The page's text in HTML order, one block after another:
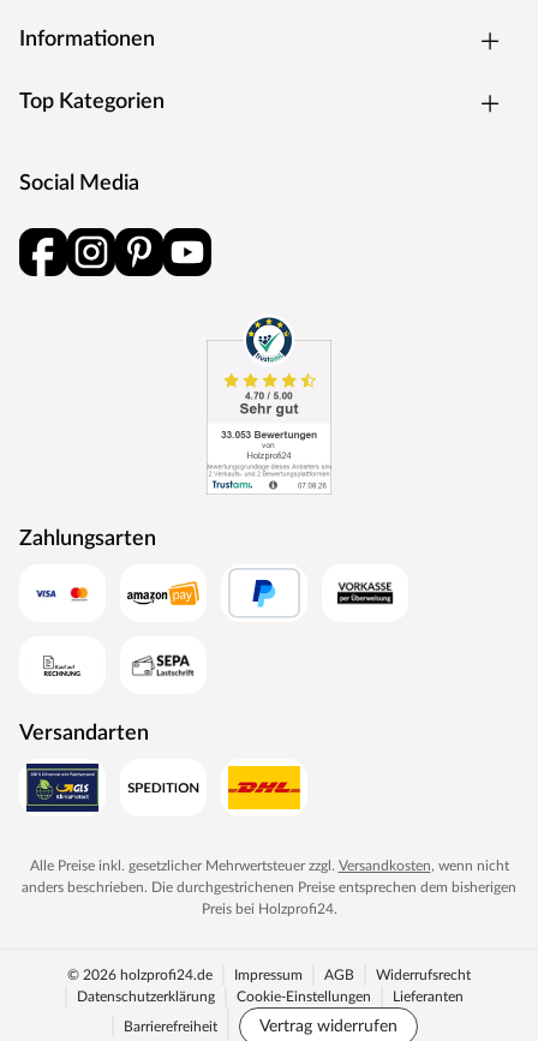
Informationen
Top Kategorien
Social Media
Zahlungsarten
Versandarten
Alle Preise inkl. gesetzlicher Mehrwertsteuer zzgl. Versandkosten, wenn nicht
anders beschrieben. Die durchgestrichenen Preise entsprechen dem bisherigen
Preis bei Holzprofi24.
© 2026 holzprofi24.de Impressum AGB
Widerrufsrecht
Datenschutzerklärung
Cookie-Einstellungen Lieferanten
Barrierefreiheit Vertrag widerrufen